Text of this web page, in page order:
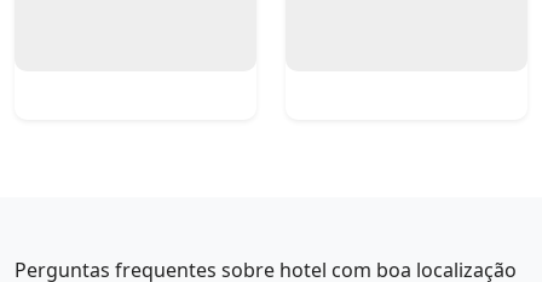
Perguntas frequentes sobre hotel com boa localização